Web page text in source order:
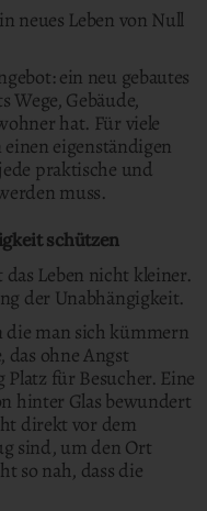
neues Leben von Null
ein neu gebautes
Wege, Gebäude,
hat. Für viele
eigenständigen
praktische und
muss.
schützen
Leben nicht kleiner.
der Unabhängigkeit.
die man sich kümmern
das ohne Angst
Platz für Besucher. Eine
hinter Glas bewundert
direkt vor dem
sind, um den Ort
so nah, dass die